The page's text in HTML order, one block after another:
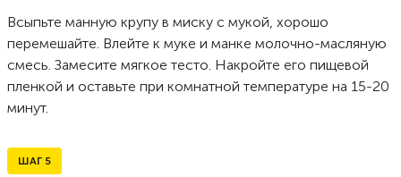
Всыпьте манную крупу в миску с мукой, хорошо
перемешайте. Влейте к муке и манке молочно-масляную
смесь. Замесите мягкое тесто. Накройте его пищевой
пленкой и оставьте при комнатной температуре на 15-20
минут.
ШАГ 5